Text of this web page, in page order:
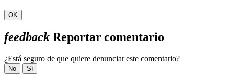
OK
feedback Reportar comentario
¿Está seguro de que quiere denunciar este comentario?
No Sí